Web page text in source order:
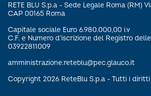
RETE BLU S.p.a - Sede Legale Roma (RM)
CAP 00165 Roma
Capitale sociale Euro 6.980.000,00 i.v
C.F. e Numero d’iscrizione del Registro
03922811009
amministrazione.reteblu@pec.glauco.it
Copyright 2026 ReteBlu S.p.a - Tutti i